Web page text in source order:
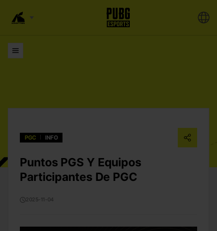
PGC INFO
Puntos PGS Y Equipos
Participantes De PGC
2025-11-04